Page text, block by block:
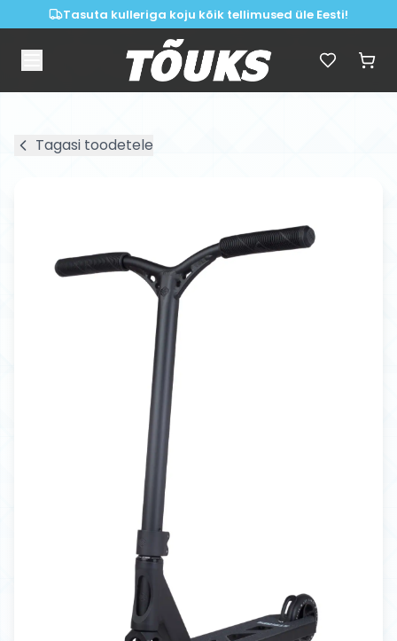
Tasuta kulleriga koju kõik tellimused üle Eesti!
Tagasi toodetele